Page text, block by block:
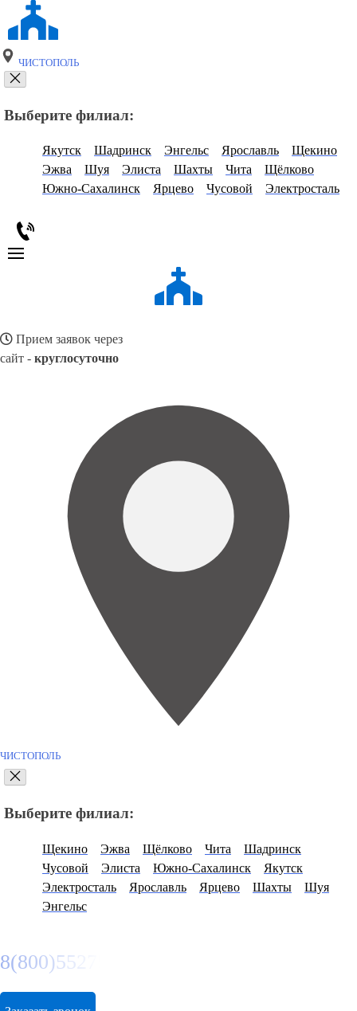
ЧИСТОПОЛЬ
Выберите филиал:
Якутск Шадринск Энгельс Ярославль
Щекино
Эжва
Шуя Элиста Шахты Чита
Щёлково
Южно-Сахалинск
Ярцево Чусовой Электросталь
Прием заявок через
сайт - круглосуточно
ЧИСТОПОЛЬ
Выберите филиал:
Щекино Эжва Щёлково Чита
Шадринск
Чусовой
Элиста Южно-Сахалинск
Якутск
Электросталь
Ярославль Ярцево Шахты
Шуя
Энгельс
8(800)5527584